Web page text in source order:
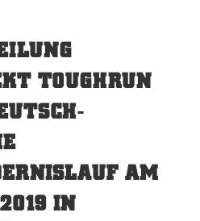
TOUGHRUN
AM
IN